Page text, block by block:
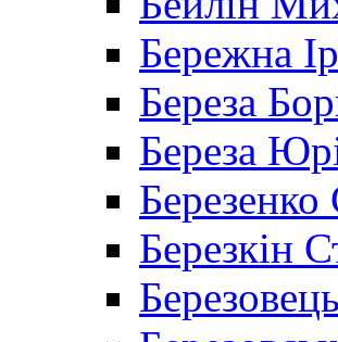
Бережна
Береза
Береза
Березенко
Березкін